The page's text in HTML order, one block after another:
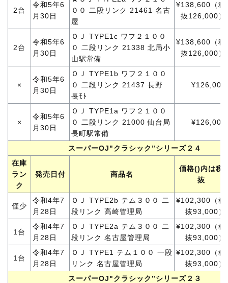
2台
令和5年6
月30日
００ 二段リンク 21461 名古
屋
¥138,600（税
抜126,000）
2台
令和5年6
月30日
ＯＪ TYPE1c ワフ２１００
０ 二段リンク 21338 北局小
山駅常備
¥138,600（税
抜126,000）
×
令和5年6
月30日
ＯＪ TYPE1b ワフ２１００
０ 二段リンク 21437 長野
長ﾓﾄ
¥126,000
×
令和5年6
月30日
ＯＪ TYPE1a ワフ２１００
０ 二段リンク 21000 仙台局
長町駅常備
¥126,000
スーパーOJ"クラシック”シリーズ２４
在庫
ラン
ク
発売日付 商品名
価格()内は税
抜
僅少
令和4年7
月28日
ＯＪ TYPE2b テム３００ 二
段リンク 高崎管理局
¥102,300（税
抜93,000）
1台
令和4年7
月28日
ＯＪ TYPE2a テム３００ 二
段リンク 名古屋管理局
¥102,300（税
抜93,000）
1台
令和4年7
月28日
ＯＪ TYPE1 テム１００ 一段
リンク 名古屋管理局
¥102,300（税
抜93,000）
スーパーOJ"クラシック”シリーズ２３